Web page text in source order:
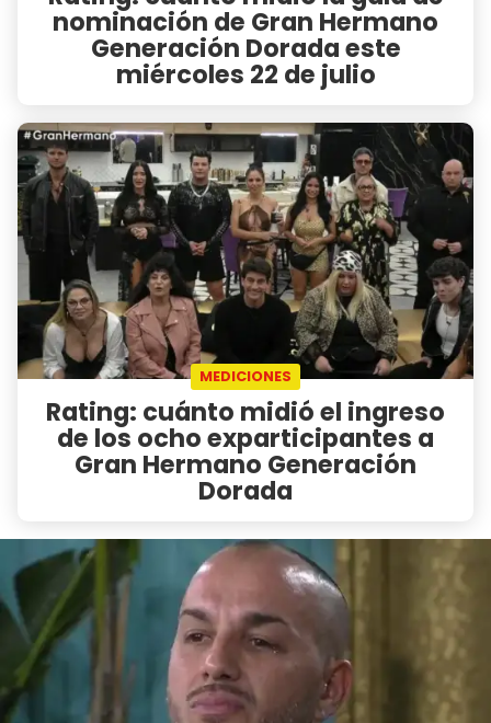
nominación de Gran Hermano
Generación Dorada este
miércoles 22 de julio
MEDICIONES
Rating: cuánto midió el ingreso
de los ocho exparticipantes a
Gran Hermano Generación
Dorada